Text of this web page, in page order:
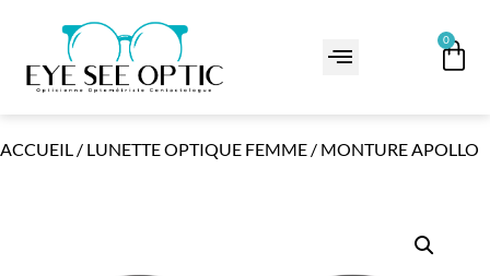
0
ACCUEIL / LUNETTE OPTIQUE FEMME / MONTURE APOLLO